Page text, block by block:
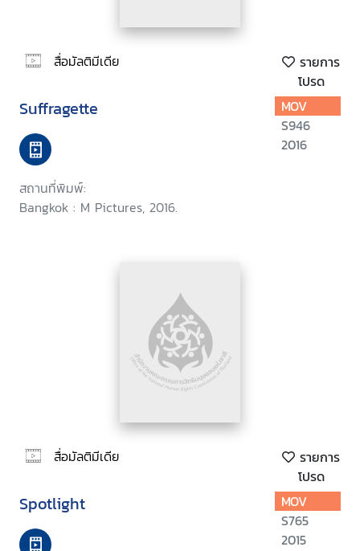
สื่อมัลติมีเดีย
รายการ
โปรด
Suffragette
สถานที่พิมพ์:
Bangkok : M Pictures, 2016.
MOV
S946
2016
สื่อมัลติมีเดีย
รายการ
โปรด
Spotlight
MOV
S765
2015